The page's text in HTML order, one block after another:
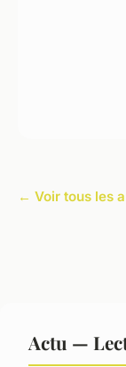
← Voir tous les
Actu —